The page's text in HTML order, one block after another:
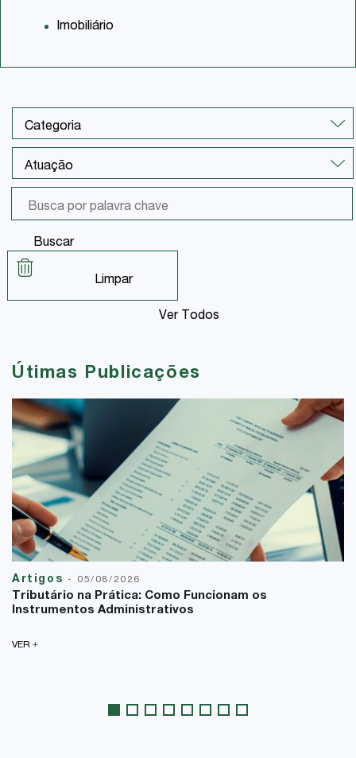
Imobiliário
Buscar
Limpar
Ver Todos
Útimas Publicações
Artigos - 05/08/2026
Tributário na Prática: Como Funcionam os
Instrumentos Administrativos
VER +